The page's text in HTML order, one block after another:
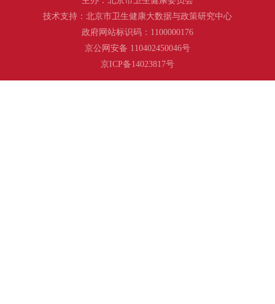
技术支持：北京市卫生健康大数据与政策研究中心
政府网站标识码：1100000176
京公网安备 110402450046号
京ICP备14023817号